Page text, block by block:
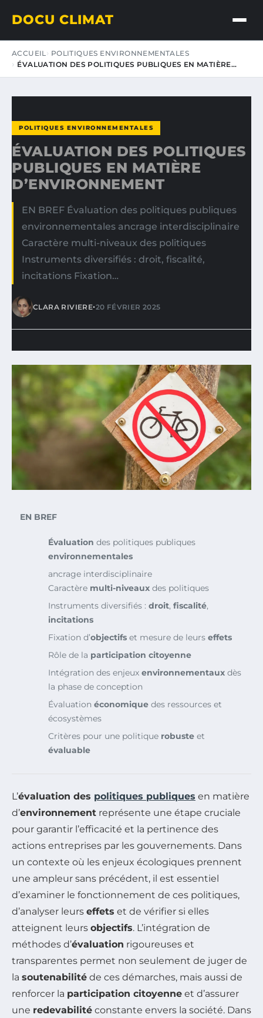
DOCU CLIMAT
ACCUEIL
POLITIQUES ENVIRONNEMENTALES
ÉVALUATION DES POLITIQUES PUBLIQUES EN MATIÈRE…
POLITIQUES ENVIRONNEMENTALES
ÉVALUATION DES POLITIQUES
PUBLIQUES EN MATIÈRE
D’ENVIRONNEMENT
EN BREF Évaluation des politiques publiques
environnementales ancrage interdisciplinaire
Caractère multi-niveaux des politiques
Instruments diversifiés : droit, fiscalité,
incitations Fixation…
CLARA RIVIERE•20 FÉVRIER 2025
EN BREF
Évaluation des politiques publiques
environnementales
ancrage interdisciplinaire
Caractère multi-niveaux des politiques
Instruments diversifiés : droit, fiscalité,
incitations
Fixation d’objectifs et mesure de leurs effets
Rôle de la participation citoyenne
Intégration des enjeux environnementaux dès
la phase de conception
Évaluation économique des ressources et
écosystèmes
Critères pour une politique robuste et
évaluable
L’évaluation des politiques publiques en matière
d’environnement représente une étape cruciale
pour garantir l’efficacité et la pertinence des
actions entreprises par les gouvernements. Dans
un contexte où les enjeux écologiques prennent
une ampleur sans précédent, il est essentiel
d’examiner le fonctionnement de ces politiques,
d’analyser leurs effets et de vérifier si elles
atteignent leurs objectifs. L’intégration de
méthodes d’évaluation rigoureuses et
transparentes permet non seulement de juger de
la soutenabilité de ces démarches, mais aussi de
renforcer la participation citoyenne et d’assurer
une redevabilité constante envers la société. Dans